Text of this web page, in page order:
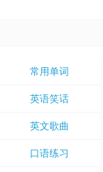
常用单词
英语笑话
英文歌曲
口语练习